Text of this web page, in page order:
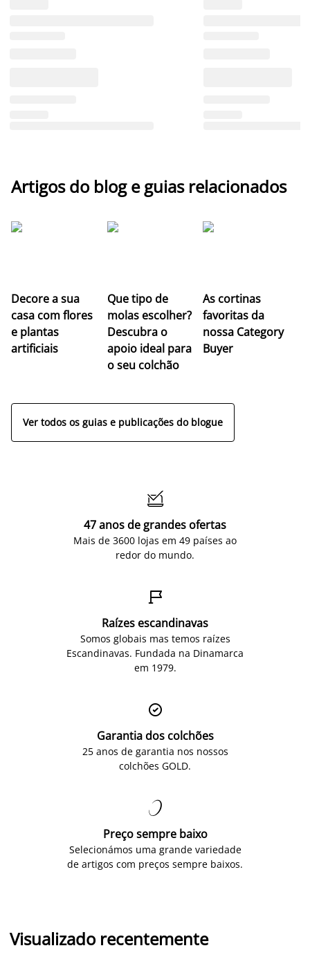
Artigos do blog e guias relacionados
Decore a sua
casa com flores
e plantas
artificiais
Que tipo de
molas escolher?
Descubra o
apoio ideal para
o seu colchão
As cortinas
favoritas da
nossa Category
Buyer
Ver todos os guias e publicações do blogue

47 anos de grandes ofertas
Mais de 3600 lojas em 49 países ao
redor do mundo.

Raízes escandinavas
Somos globais mas temos raízes
Escandinavas. Fundada na Dinamarca
em 1979.

Garantia dos colchões
25 anos de garantia nos nossos
colchões GOLD.

Preço sempre baixo
Selecionámos uma grande variedade
de artigos com preços sempre baixos.
Visualizado recentemente